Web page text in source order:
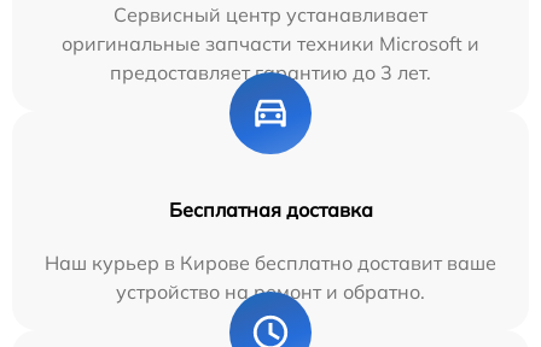
Сервисный центр устанавливает
оригинальные запчасти техники Microsoft и
предоставляет гарантию до 3 лет.
Бесплатная доставка
Наш курьер в Кирове бесплатно доставит ваше
устройство на ремонт и обратно.